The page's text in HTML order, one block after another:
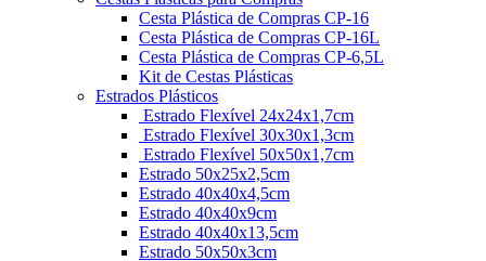
Cesta Plástica de Compras CP-16
Cesta Plástica de Compras CP-16L
Cesta Plástica de Compras CP-6,5L
Kit de Cestas Plásticas
Estrados Plásticos
Estrado Flexível 24x24x1,7cm
Estrado Flexível 30x30x1,3cm
Estrado Flexível 50x50x1,7cm
Estrado 50x25x2,5cm
Estrado 40x40x4,5cm
Estrado 40x40x9cm
Estrado 40x40x13,5cm
Estrado 50x50x3cm